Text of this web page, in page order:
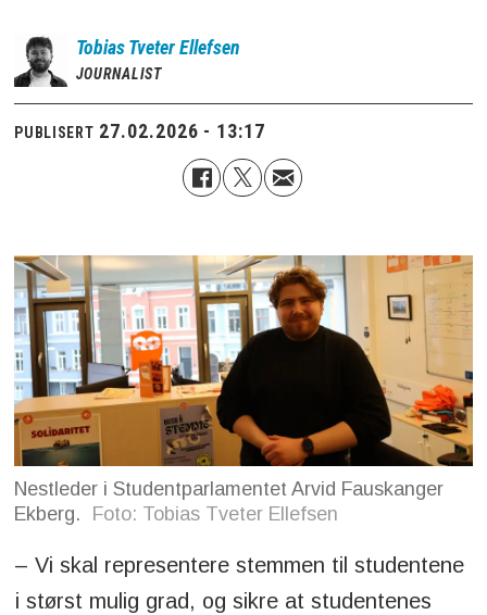
Tobias Tveter Ellefsen
JOURNALIST
PUBLISERT 27.02.2026 - 13:17
Nestleder i Studentparlamentet Arvid Fauskanger
Ekberg.
Foto: Tobias Tveter Ellefsen
– Vi skal representere stemmen til studentene
i størst mulig grad, og sikre at studentenes